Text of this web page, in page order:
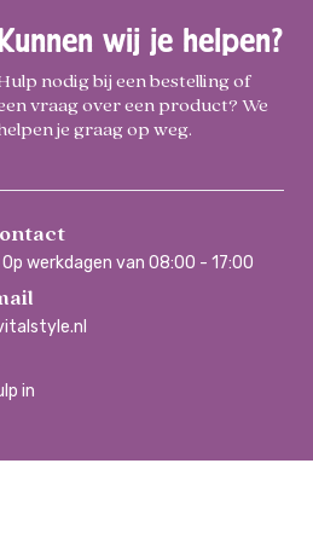
wij je helpen?
nodig bij een bestelling of
vraag over een product? We
je graag op weg.
werkdagen van 08:00 - 17:00
in